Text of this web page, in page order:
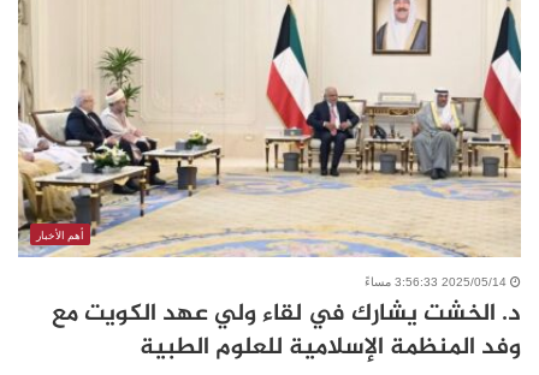
أهم الأخبار
2025/05/14 3:56:33 مساءً
د. الخشت يشارك في لقاء ولي عهد الكويت مع
وفد المنظمة الإسلامية للعلوم الطبية